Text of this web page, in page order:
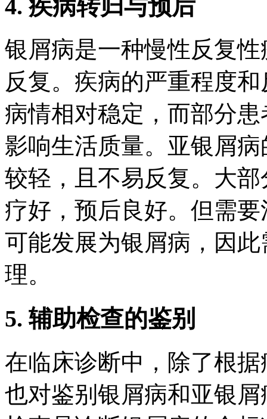
4. 疾病转归与预后
银屑病是一种慢性反复
反复。疾病的严重程度
病情相对稳定，而部分
影响生活质量。亚银屑
较轻，且不易反复。大
疗好，预后良好。但需
可能发展为银屑病，因
理。
5. 辅助检查的鉴别
在临床诊断中，除了根
也对鉴别银屑病和亚银